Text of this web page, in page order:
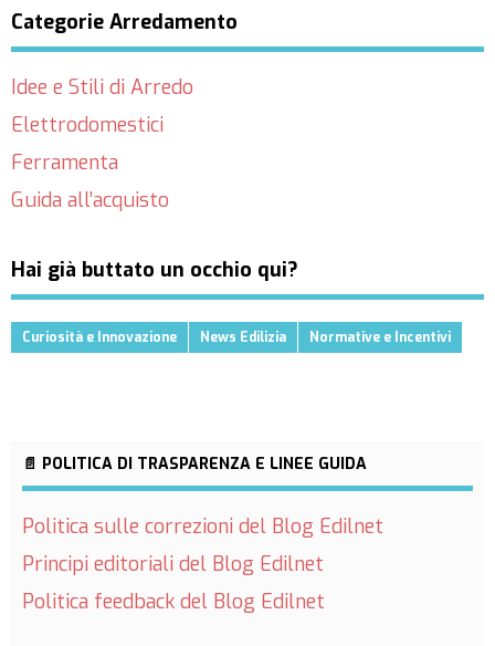
Categorie Arredamento
Idee e Stili di Arredo
Elettrodomestici
Ferramenta
Guida all’acquisto
Hai già buttato un occhio qui?
Curiosità e Innovazione News Edilizia Normative e Incentivi
📄 POLITICA DI TRASPARENZA E LINEE GUIDA
Politica sulle correzioni del Blog Edilnet
Principi editoriali del Blog Edilnet
Politica feedback del Blog Edilnet